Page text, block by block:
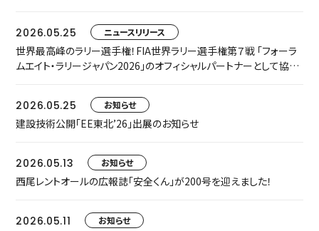
2026.05.25 ニュースリリース
世界最高峰のラリー選手権！FIA世界ラリー選手権第７戦 「フォーラ
ムエイト・ラリージャパン2026」のオフィシャルパートナーとして協賛
2026.05.25
お知らせ
建設技術公開「EE東北’26」出展のお知らせ
2026.05.13 お知らせ
西尾レントオールの広報誌「安全くん」が200号を迎えました！
2026.05.11 お知らせ